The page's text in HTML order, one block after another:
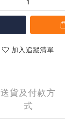
加入追蹤清單
送貨及付款方
式